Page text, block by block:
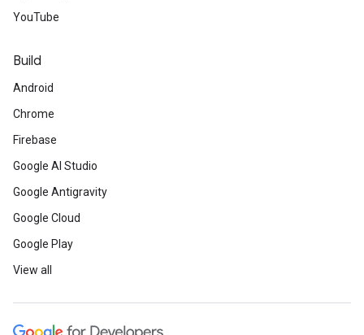
YouTube
Build
Android
Chrome
Firebase
Google AI Studio
Google Antigravity
Google Cloud
Google Play
View all